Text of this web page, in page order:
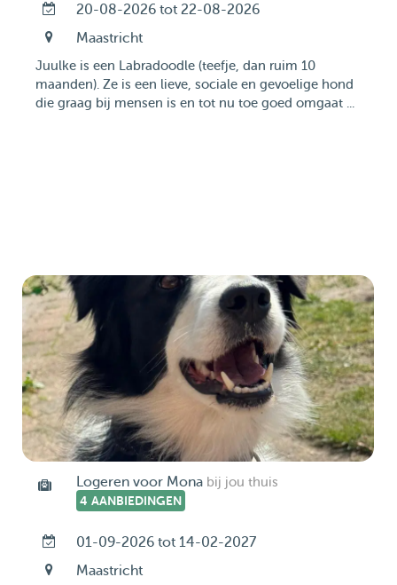
20-08-2026 tot 22-08-2026
Maastricht
Juulke is een Labradoodle (teefje, dan ruim 10
maanden). Ze is een lieve, sociale en gevoelige hond
die graag bij mensen is en tot nu toe goed omgaat ...
Logeren voor Mona bij jou thuis
4 AANBIEDINGEN
01-09-2026 tot 14-02-2027
Maastricht